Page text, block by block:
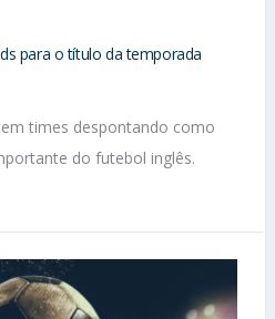
para o título da temporada
times despontando como
do futebol inglês.